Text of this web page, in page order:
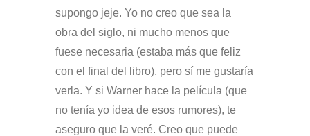
supongo jeje. Yo no creo que sea la
obra del siglo, ni mucho menos que
fuese necesaria (estaba más que feliz
con el final del libro), pero sí me gustaría
verla. Y si Warner hace la película (que
no tenía yo idea de esos rumores), te
aseguro que la veré. Creo que puede